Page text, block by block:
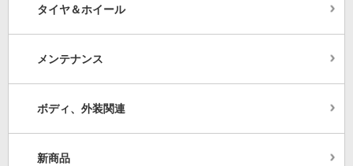
タイヤ＆ホイール
メンテナンス
ボディ、外装関連
新商品